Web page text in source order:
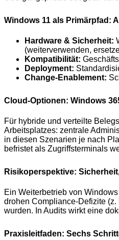
Windows 11 als Primärpfad:
Hardware & Sicherheit:
(weiterverwenden,
Kompatibilität:
Deployment:
Change-Enablement:
Cloud-Optionen: Windows
Für hybride und verteilte
Arbeitsplatzes: zentrale
in diesen Szenarien je nach
befristet als Zugriffsterminals
Risikoperspektive:
Ein Weiterbetrieb von
drohen Compliance-Defizite (z.
wurden. In Audits wirkt eine
Praxisleitfaden: Sechs